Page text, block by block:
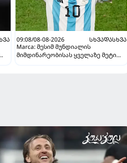
09:08/08-08-2026
ᲡᲮᲕᲐᲓᲐᲡᲮᲕᲐ
Marca: მესიმ მუნდიალის
მიმდინარეობისას ყველაზე მეტი